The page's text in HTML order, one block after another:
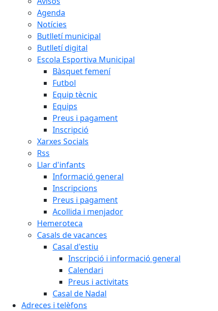
Agenda
Notícies
Butlletí municipal
Butlletí digital
Escola Esportiva Municipal
Bàsquet femení
Futbol
Equip tècnic
Equips
Preus i pagament
Inscripció
Xarxes Socials
Rss
Llar d'infants
Informació general
Inscripcions
Preus i pagament
Acollida i menjador
Hemeroteca
Casals de vacances
Casal d'estiu
Inscripció i informació general
Calendari
Preus i activitats
Casal de Nadal
Adreces i telèfons